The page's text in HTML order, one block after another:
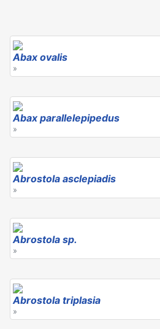
Abax ovalis
»
Abax parallelepipedus
»
Abrostola asclepiadis
»
Abrostola sp.
»
Abrostola triplasia
»